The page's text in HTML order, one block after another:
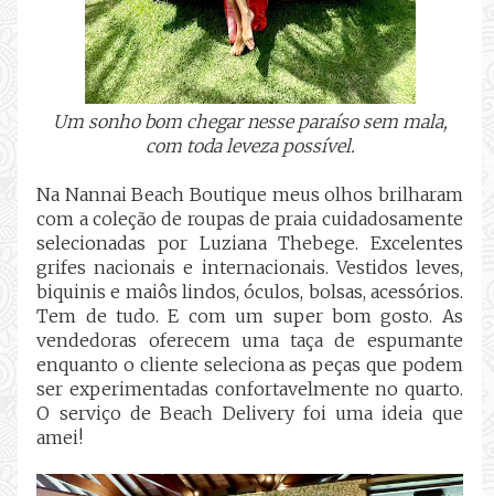
Um sonho bom chegar nesse paraíso sem mala,
com toda leveza possível.
Na Nannai Beach Boutique meus olhos brilharam
com a coleção de roupas de praia cuidadosamente
selecionadas por Luziana Thebege. Excelentes
grifes nacionais e internacionais. Vestidos leves,
biquinis e maiôs lindos, óculos, bolsas, acessórios.
Tem de tudo. E com um super bom gosto. As
vendedoras oferecem uma taça de espumante
enquanto o cliente seleciona as peças que podem
ser experimentadas confortavelmente no quarto.
O serviço de Beach Delivery foi uma ideia que
amei!